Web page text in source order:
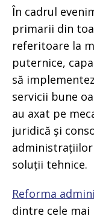
În cadrul
primarii din
referitoare la
puternice,
să
servicii bune
au axat pe
juridică și
administrațiilor
soluții tehnice.
Reforma
dintre cele